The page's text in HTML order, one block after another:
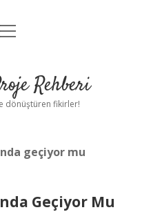
Uyarı
menüyü
Rehberi
dönüştüren fikirler!
geçiyor mu
Geçiyor Mu